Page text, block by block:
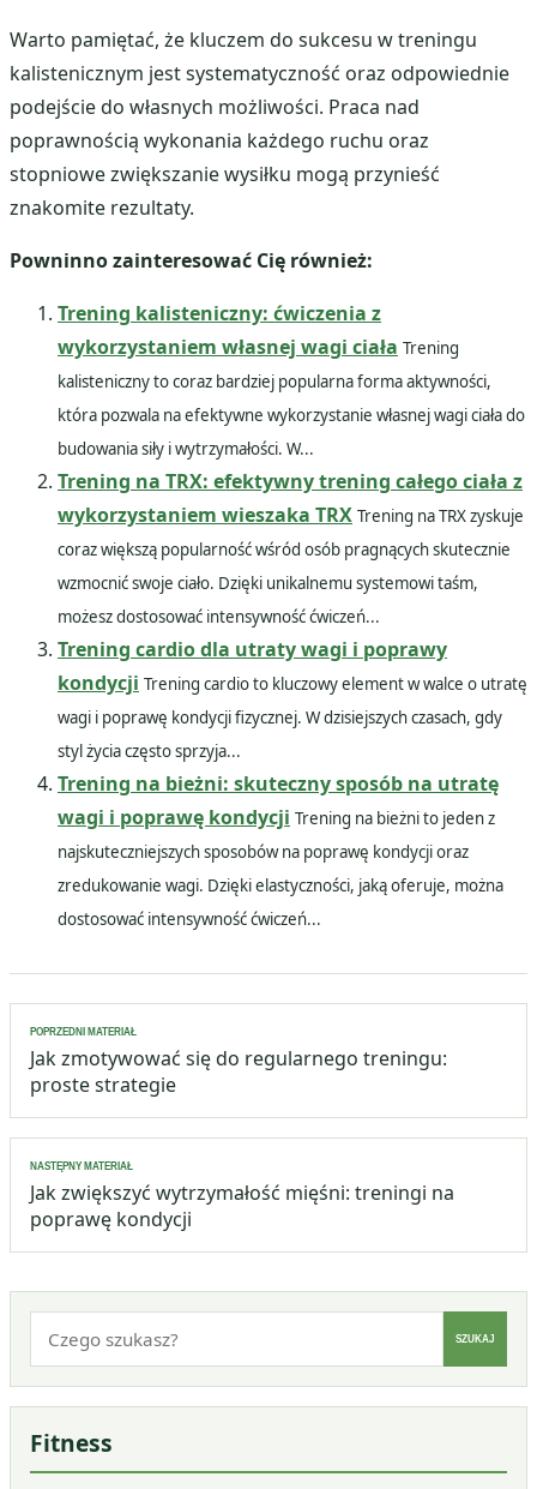
Warto pamiętać, że kluczem do sukcesu w treningu
kalistenicznym jest systematyczność oraz odpowiednie
podejście do własnych możliwości. Praca nad
poprawnością wykonania każdego ruchu oraz
stopniowe zwiększanie wysiłku mogą przynieść
znakomite rezultaty.
Powninno zainteresować Cię również:
Trening kalisteniczny: ćwiczenia z
wykorzystaniem własnej wagi ciała Trening
kalisteniczny to coraz bardziej popularna forma aktywności,
która pozwala na efektywne wykorzystanie własnej wagi ciała do
budowania siły i wytrzymałości. W...
Trening na TRX: efektywny trening całego ciała z
wykorzystaniem wieszaka TRX Trening na TRX zyskuje
coraz większą popularność wśród osób pragnących skutecznie
wzmocnić swoje ciało. Dzięki unikalnemu systemowi taśm,
możesz dostosować intensywność ćwiczeń...
Trening cardio dla utraty wagi i poprawy
kondycji Trening cardio to kluczowy element w walce o utratę
wagi i poprawę kondycji fizycznej. W dzisiejszych czasach, gdy
styl życia często sprzyja...
Trening na bieżni: skuteczny sposób na utratę
wagi i poprawę kondycji Trening na bieżni to jeden z
najskuteczniejszych sposobów na poprawę kondycji oraz
zredukowanie wagi. Dzięki elastyczności, jaką oferuje, można
dostosować intensywność ćwiczeń...
Nawigacja
wpisu
POPRZEDNI MATERIAŁ
Jak zmotywować się do regularnego treningu:
proste strategie
NASTĘPNY MATERIAŁ
Jak zwiększyć wytrzymałość mięśni: treningi na
poprawę kondycji
Szukaj:
SZUKAJ
Fitness